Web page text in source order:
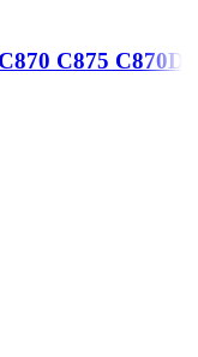
C875 C870D